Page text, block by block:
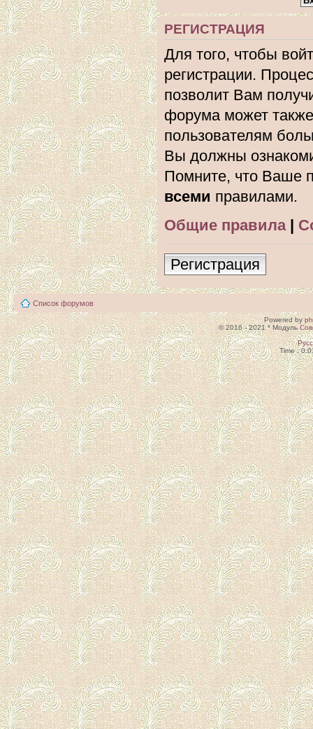
РЕГИСТРАЦИЯ
Для того, чтобы
регистрации.
позволит Вам
форума может
пользователям
Вы должны
Помните, что Ваше
всеми правилами.
Общие правила|
Регистрация
Список форумов
Powered by
© 2016 - 2021 * Модуль
Time :